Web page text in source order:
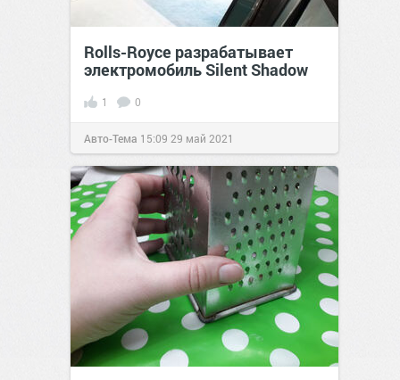
Rolls-Royce разрабатывает
электромобиль Silent Shadow
1 0
Авто-Тема 15:09 29 май 2021